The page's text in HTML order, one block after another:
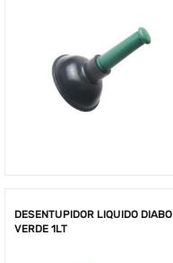
DESENTUPIDOR LIQUIDO DIABO
VERDE 1LT